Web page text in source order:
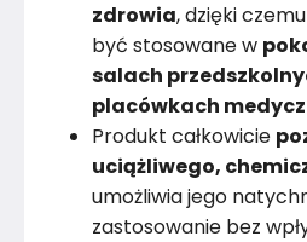
zdrowia, dzięki
być stosowane w
salach
placówkach
Produkt całkowicie
uciążliwego,
umożliwia jego
zastosowanie bez